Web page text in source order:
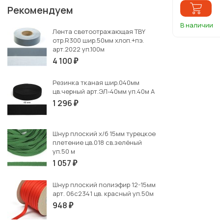
В наличии
Рекомендуем
Лента светоотражающая TBY
отр.R300 шир.50мм хлоп.+пэ.
арт.2022 уп.100м
4 100 ₽
Резинка тканая шир.040мм
цв.черный арт.ЭЛ-40мм уп.40м А
1 296 ₽
Шнур плоский х/б 15мм турецкое
плетение цв.018 св.зелёный
уп.50 м
1 057 ₽
Шнур плоский полиэфир 12-15мм
арт. 06с2341 цв. красный уп.50м
948 ₽